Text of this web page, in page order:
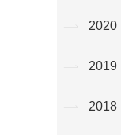
2020
2019
2018